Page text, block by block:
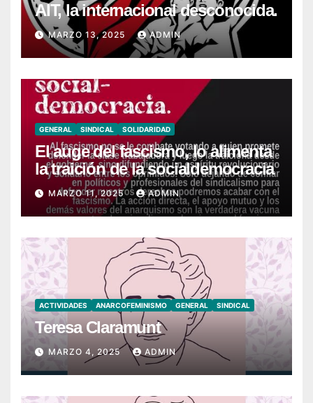
AIT, la internacional desconocida.
MARZO 13, 2025 ADMIN
GENERAL SINDICAL SOLIDARIDAD
El auge del fascismo, lo alimenta
la traición de la socialdemocracia
MARZO 11, 2025 ADMIN
ACTIVIDADES ANARCOFEMINISMO GENERAL SINDICAL
Teresa Claramunt
MARZO 4, 2025 ADMIN